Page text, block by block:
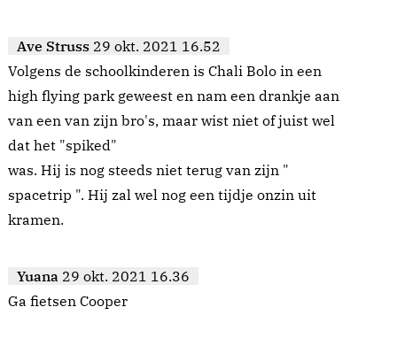
Ave Struss 29 okt. 2021 16.52
Volgens de schoolkinderen is Chali Bolo in een
high flying park geweest en nam een drankje aan
van een van zijn bro's, maar wist niet of juist wel
dat het "spiked"
was. Hij is nog steeds niet terug van zijn "
spacetrip ". Hij zal wel nog een tijdje onzin uit
kramen.
Yuana 29 okt. 2021 16.36
Ga fietsen Cooper